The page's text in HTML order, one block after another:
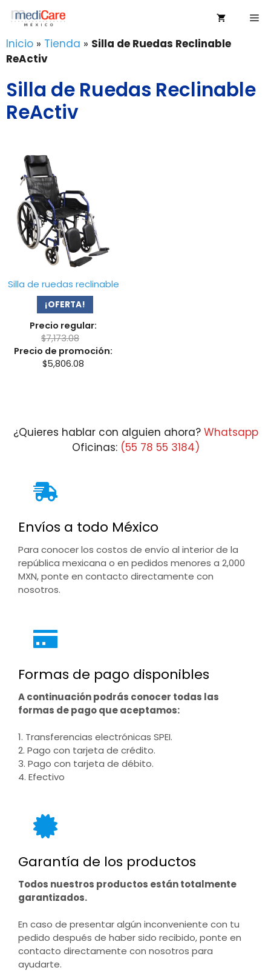
Saltar
contenido
Inicio » Tienda » Silla de Ruedas Reclinable
ReActiv
Silla de Ruedas Reclinable
ReActiv
Silla de ruedas reclinable
¡OFERTA!
Precio regular:
$7,173.08
Precio de promoción:
$5,806.08
¿Quieres hablar con alguien ahora? Whatsapp
Oficinas: (55 78 55 3184)
Envíos a todo México
Para conocer los costos de envío al interior de la
república mexicana o en pedidos menores a 2,000
MXN, ponte en contacto directamente con
nosotros.
Formas de pago disponibles
A continuación podrás conocer todas las
formas de pago que aceptamos:
1. Transferencias electrónicas SPEI.
2. Pago con tarjeta de crédito.
3. Pago con tarjeta de débito.
4. Efectivo
Garantía de los productos
Todos nuestros productos están totalmente
garantizados.
En caso de presentar algún inconveniente con tu
pedido después de haber sido recibido, ponte en
contacto directamente con nosotros para
ayudarte.